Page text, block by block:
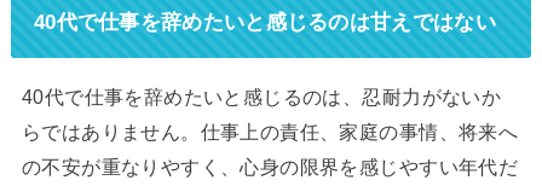
40代で仕事を辞めたいと感じるのは甘えではない
40代で仕事を辞めたいと感じるのは、忍耐力がないか
らではありません。仕事上の責任、家庭の事情、将来へ
の不安が重なりやすく、心身の限界を感じやすい年代だ